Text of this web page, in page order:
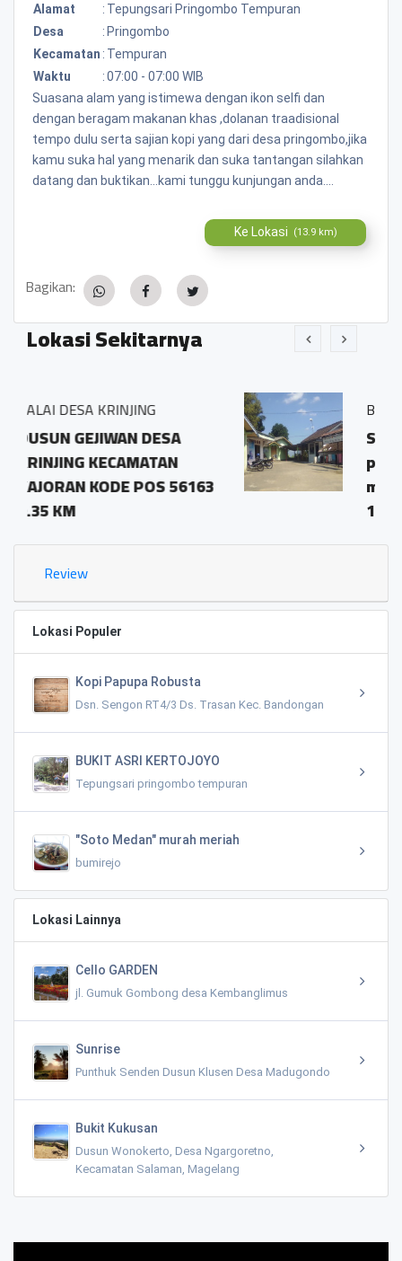
Alamat : Tepungsari Pringombo Tempuran
Desa
: Pringombo
Kecamatan : Tempuran
Waktu
:07:00 - 07:00 WIB
Suasana alam yang istimewa dengan ikon selfi dan
dengan beragam makanan khas ,dolanan traadisional
tempo dulu serta sajian kopi yang dari desa pringombo,jika
kamu suka hal yang menarik dan suka tantangan silahkan
datang dan buktikan...kami tunggu kunjungan anda....
Ke Lokasi (13.9 km)
Bagikan:
Lokasi Sekitarnya
56163
BALAI DESA PRINGOMBO
Sidosari Rt/Rw 01/01
pringombo tempuran
magelang.56161
Review
Lokasi Populer
Kopi Papupa Robusta
Dsn. Sengon RT4/3 Ds. Trasan Kec. Bandongan
BUKIT ASRI KERTOJOYO
Tepungsari pringombo tempuran
"Soto Medan" murah meriah
bumirejo
Lokasi Lainnya
Cello GARDEN
jl. Gumuk Gombong desa Kembanglimus
Sunrise
Punthuk Senden Dusun Klusen Desa Madugondo
Bukit Kukusan
Dusun Wonokerto, Desa Ngargoretno,
Kecamatan Salaman, Magelang